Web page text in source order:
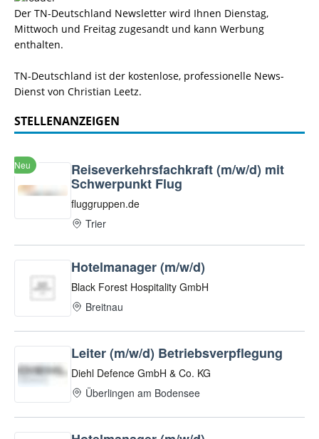
Der TN-Deutschland Newsletter wird Ihnen Dienstag,
Mittwoch und Freitag zugesandt und kann Werbung
enthalten.
TN-Deutschland ist der kostenlose, professionelle News-
Dienst von Christian Leetz.
STELLENANZEIGEN